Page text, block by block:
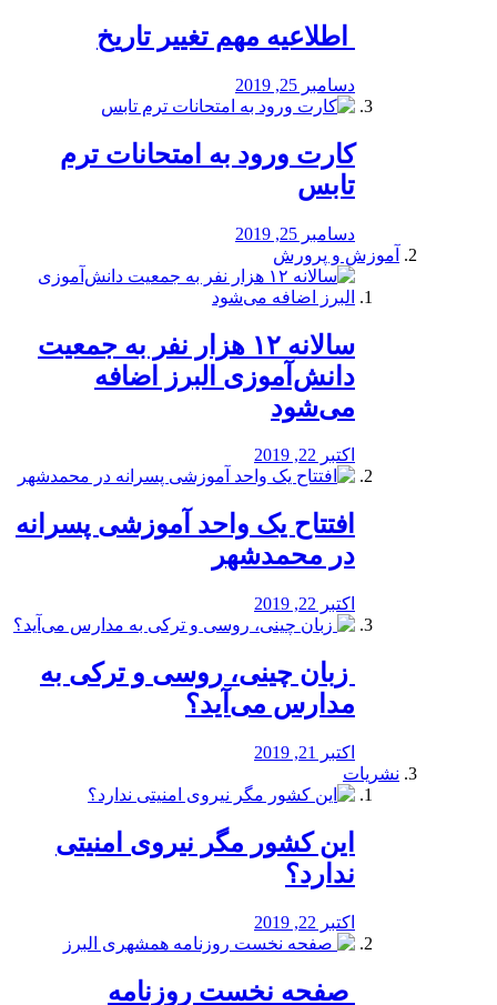
️ اطلاعیه مهم تغییر تاریخ
دسامبر 25, 2019
کارت ورود به امتحانات ترم
تابس
دسامبر 25, 2019
آموزش و پرورش
️سالانه ۱۲ هزار نفر به جمعیت
دانش‌آموزی البرز اضافه
می‌شود
اکتبر 22, 2019
افتتاح یک واحد آموزشی پسرانه
در محمدشهر
اکتبر 22, 2019
️ زبان چینی، روسی و ترکی به
مدارس می‌آید؟
اکتبر 21, 2019
نشریات
این کشور مگر نیروی امنیتی
ندارد؟
اکتبر 22, 2019
️ صفحه نخست روزنامه‌